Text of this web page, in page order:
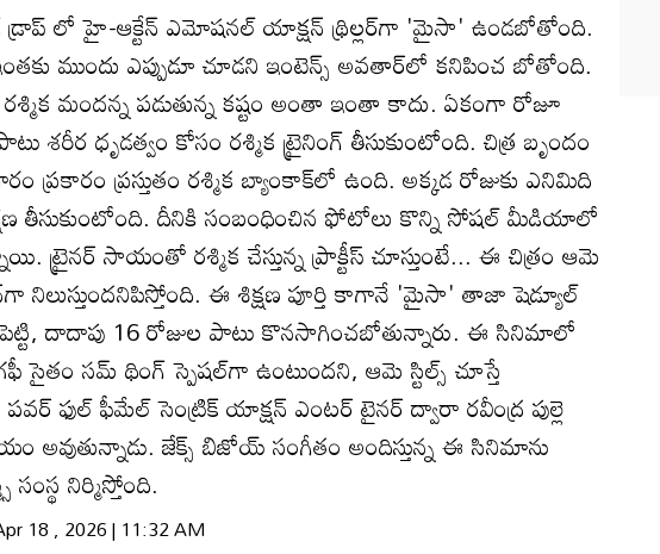
డ్రాప్ లో హై-ఆక్టేన్ ఎమోషనల్ యాక్షన్ థ్రిల్లర్‌గా 'మైసా' ఉండబోతోంది.
ముందు ఎప్పుడూ చూడని ఇంటెన్స్ అవతార్‌లో కనిపించ బోతోంది.
మందన్న పడుతున్న కష్టం అంతా ఇంతా కాదు. ఏకంగా రోజూ
శరీర ధృడత్వం కోసం రశ్మిక ట్రైనింగ్‌ తీసుకుంటోంది. చిత్ర బృందం
ప్రకారం ప్రస్తుతం రశ్మిక బ్యాంకాక్‌లో ఉంది. అక్కడ రోజుకు ఎనిమిది
తీసుకుంటోంది. దీనికి సంబంధించిన ఫోటోలు కొన్ని సోషల్ మీడియాలో
ట్రైనర్‌ సాయంతో రశ్మిక చేస్తున్న ప్రాక్టీస్‌ చూస్తుంటే... ఈ చిత్రం ఆమె
నిలుస్తుందనిపిస్తోంది. ఈ శిక్షణ పూర్తి కాగానే 'మైసా' తాజా షెడ్యూల్‌
దాదాపు 16 రోజుల పాటు కొనసాగించబోతున్నారు. ఈ సినిమాలో
సైతం సమ్ థింగ్‌ స్పెషల్‌గా ఉంటుందని, ఆమె స్టిల్స్ చూస్తే
ఫుల్‌ ఫీమేల్‌ సెంట్రిక్‌ యాక్షన్‌ ఎంటర్ టైనర్‌ ద్వారా రవీంద్ర పుల్లె
అవుతున్నాడు. జేక్స్ బిజోయ్‌ సంగీతం అందిస్తున్న ఈ సినిమాను
నిర్మిస్తోంది.
18 , 2026 | 11:32 AM